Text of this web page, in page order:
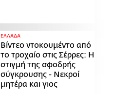
ΕΛΛΑΔΑ
Βίντεο ντοκουμέντο από
το τροχαίο στις Σέρρες: Η
στιγμή της σφοδρής
σύγκρουσης - Νεκροί
μητέρα και γιος